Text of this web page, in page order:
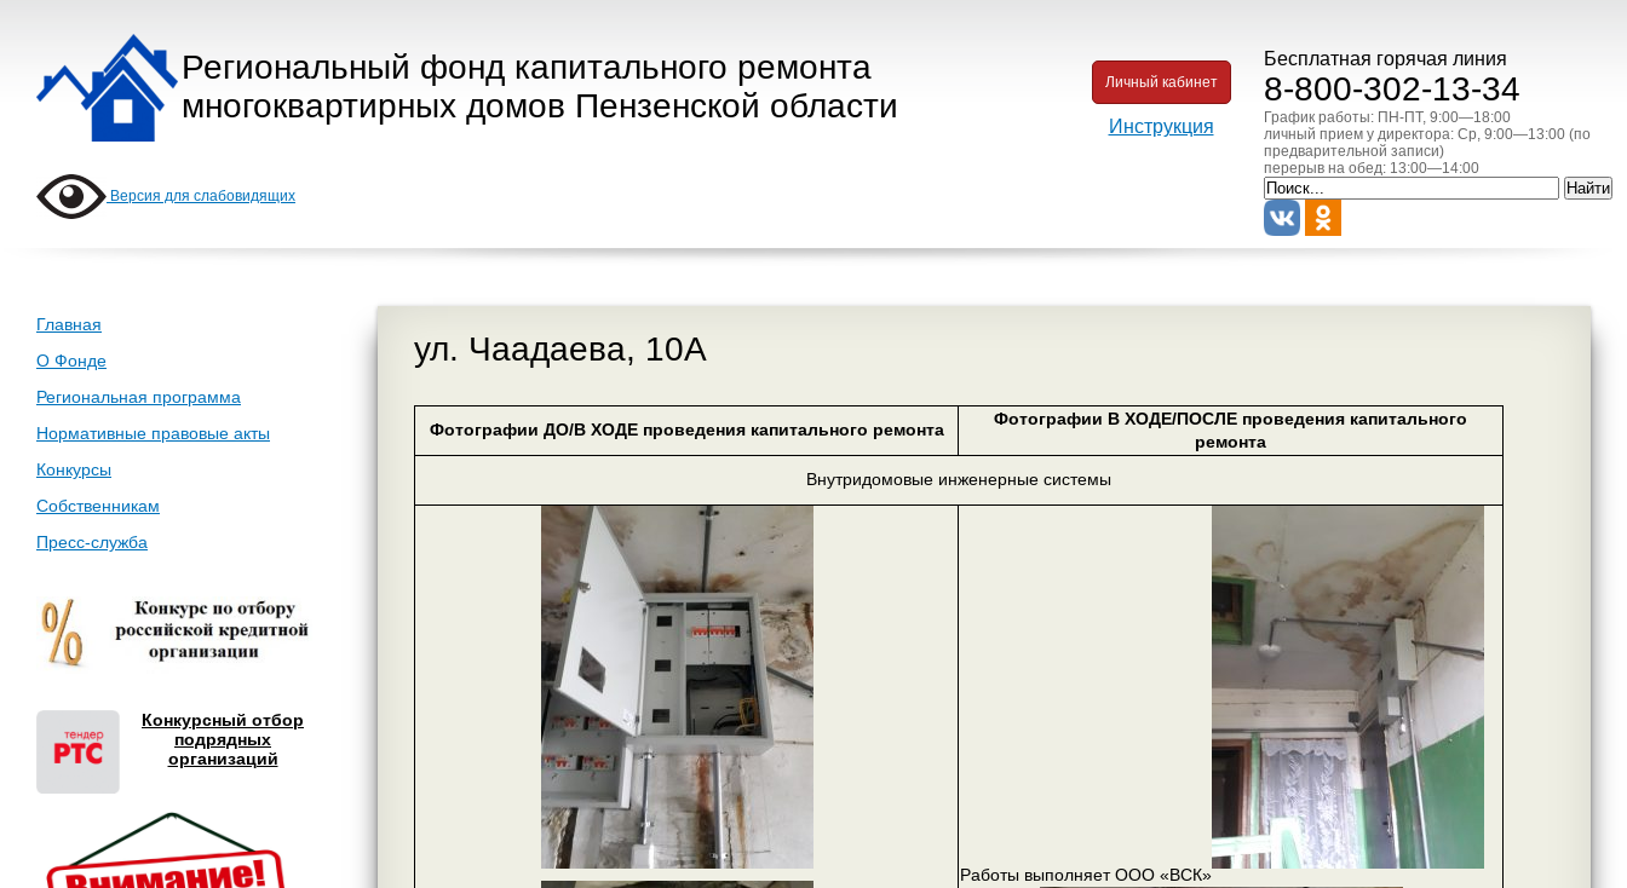
Региональный фонд капитального ремонта
многоквартирных домов Пензенской области
Бесплатная горячая линия
8-800-302-13-34
График работы: ПН-ПТ, 9:00—18:00
личный прием у директора: Ср, 9:00—13:00 (по
предварительной записи)
перерыв на обед: 13:00—14:00
Личный кабинет
Инструкция
Версия для слабовидящих
Главная
О Фонде
Региональная программа
Нормативные правовые акты
Конкурсы
Собственникам
Пресс-служба
Конкурсный отбор
подрядных
организаций
ул. Чаадаева, 10А
Фотографии ДО/В ХОДЕ проведения капитального ремонта
Фотографии В ХОДЕ/ПОСЛЕ проведения капитального
ремонта
Внутридомовые инженерные системы
Работы выполняет ООО «ВСК»